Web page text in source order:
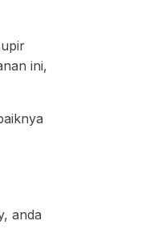
ini,
anda